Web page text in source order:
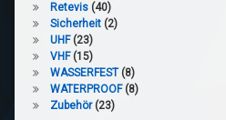
Retevis (40)
Sicherheit (2)
UHF (23)
VHF (15)
WASSERFEST (8)
WATERPROOF (8)
Zubehör (23)